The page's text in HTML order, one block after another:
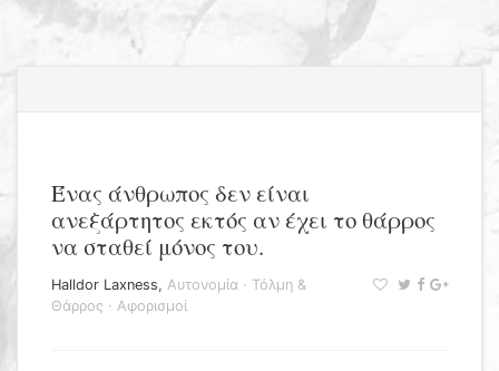
Ένας άνθρωπος δεν είναι
ανεξάρτητος εκτός αν έχει το θάρρος
να σταθεί μόνος του.
Halldor Laxness, Αυτονομία · Τόλμη &
Θάρρος · Αφορισμοί